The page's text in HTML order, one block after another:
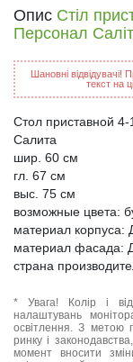
Опис Стіл
Персонал
Шановні відвідувачі!
текст на
Стол приставной 4-
Салита
шир. 60 см
гл. 67 см
выс. 75 см
возможные цвета:
материал корпуса:
материал фасада:
страна
* Увага! Колір і
налаштувань
освітлення. З метою
ринку і
момент вносити